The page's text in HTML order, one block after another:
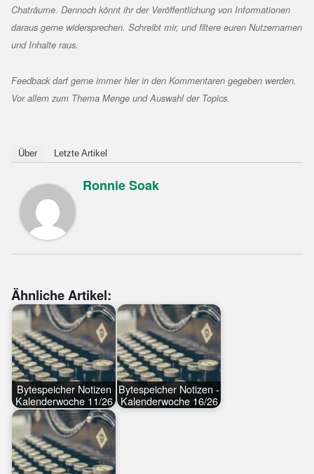
Chaträume. Dennoch könnt ihr der Veröffentlichung von Informationen
daraus gerne widersprechen. Schreibt mir, und filtere euren Nutzernamen
und Inhalte raus.
Feedback darf gerne immer hier in den Kommentaren gegeben werden.
Vor allem zum Thema Menge und Auswahl der Topics.
Über Letzte Artikel
Ronnie Soak
Ähnliche Artikel:
Bytespeicher Notizen
Kalenderwoche 11/26
Bytespeicher Notizen -
Kalenderwoche 16/26